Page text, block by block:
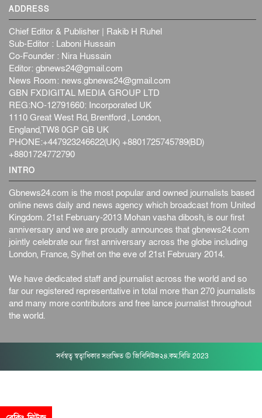
ADDRESS
Chief Editor & Publisher | Rakib H Ruhel
Sub-Editor : Laboni Hussain
Co-Founder : Nira Hussain
Editor: gbnews24@gmail.com
News Room: news.gbnews24@gmail.com
GBN FXDIGITAL MEDIA GROUP LTD
REG:NO-12791660: Incorporated UK
1110 Great West Rd, Brentford , London,
England,TW8 0GP GB UK
PHONE:+447923246622(UK) +8801725745789(BD)
+8801724772790
INTRO
Gbnews24.com is the most popular and owned journalists based
online news daily and news agency which broadcast from United
Kingdom. 21st February-2013 Mohan vasha dibosh, is our first
anniversary and we are proudly announces that gbnews24.com
jointly celebrate our first anniversary across the globe including
London, France, Sylhet on the eve of 21st February 2014.
We have dedicated staff and journalist across the world and so
far our registered representative in total more than 270 journalists
and many more contributors and free lance journalist throughout
the world.
সর্বস্বত্ব স্বত্বাধিকার সংরক্ষিত © জিবিনিউজ২৪.কম.বিডি 2023